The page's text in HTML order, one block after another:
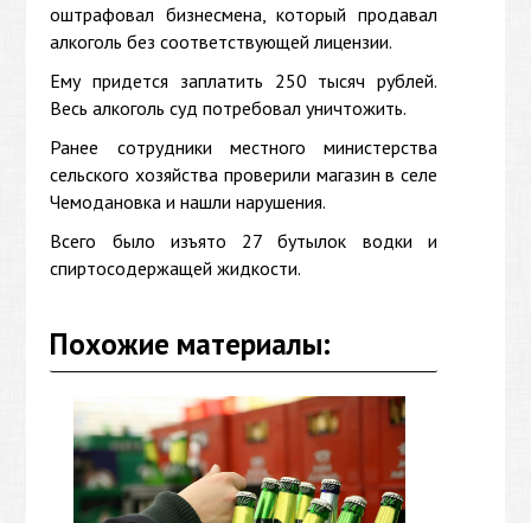
оштрафовал бизнесмена, который продавал
алкоголь без соответствующей лицензии.
Ему придется заплатить 250 тысяч рублей.
Весь алкоголь суд потребовал уничтожить.
Ранее сотрудники местного министерства
сельского хозяйства проверили магазин в селе
Чемодановка и нашли нарушения.
Всего было изъято 27 бутылок водки и
спиртосодержащей жидкости.
Похожие материалы: